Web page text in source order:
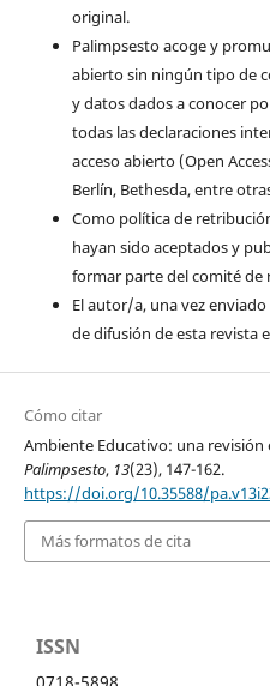
original.
Palimpsesto acoge y
abierto sin ningún tipo de
y datos dados a conocer
todas las declaraciones
acceso abierto (Open
Berlín, Bethesda, entre
Como política de
hayan sido aceptados y
formar parte del comité de
El autor/a, una vez
de difusión de esta revista
Cómo citar
Ambiente Educativo: una revisión
Palimpsesto, 13(23), 147-162.
https://doi.org/10.35588/
Más formatos de cita
ISSN
0718-5898